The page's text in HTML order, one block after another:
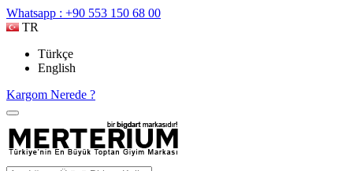
Whatsapp : +90 553 150 68 00
TR
Türkçe
English
Kargom Nerede ?